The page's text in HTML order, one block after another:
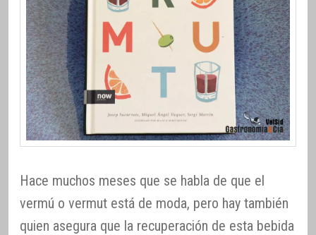
Hace muchos meses que se habla de que el
vermú o vermut está de moda, pero hay también
quien asegura que la recuperación de esta bebida